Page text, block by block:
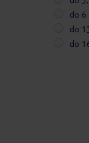
do 6
do
do